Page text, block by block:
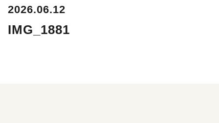
2026.06.12
IMG_1881